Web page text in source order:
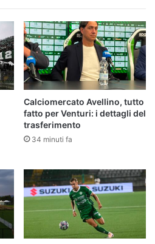
Calciomercato Avellino, tutto
fatto per Venturi: i dettagli del
trasferimento
34 minuti fa